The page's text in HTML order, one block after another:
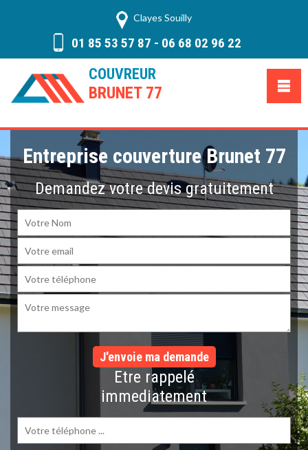
Clayes Souilly
01 85 53 57 87 - 06 68 02 96 22
COUVREUR
BRUNET 77
Entreprise couverture Brunet 77
Demandez votre devis gratuitement
Etre rappelé
immediatement